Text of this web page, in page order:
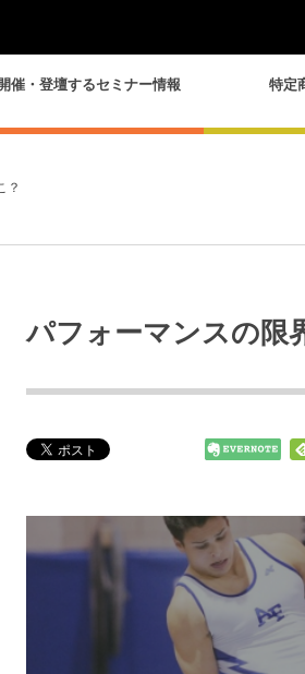
催・登壇するセミナー情報 特定
？
パフォーマンスの限